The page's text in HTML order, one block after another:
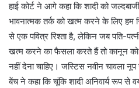
हाई कोर्ट ने आगे कहा कि शादी को
भावनात्मक तर्क को खत्म करने के लिए हम
से एक पवित्र रिश्ता है, लेकिन जब पति-
खत्म करने का फैसला करते हैं तो कानून
नहीं देना चाहिए। जस्टिस नवीन चावला
बेंच ने कहा कि चूंकि शादी अनिवार्य रूप से